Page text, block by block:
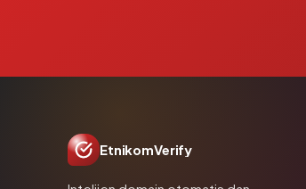
EtnikomVerify